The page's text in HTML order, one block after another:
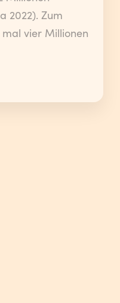
2022). Zum
vier Millionen